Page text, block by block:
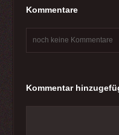
Kommentare
noch keine Kommentare
Kommentar